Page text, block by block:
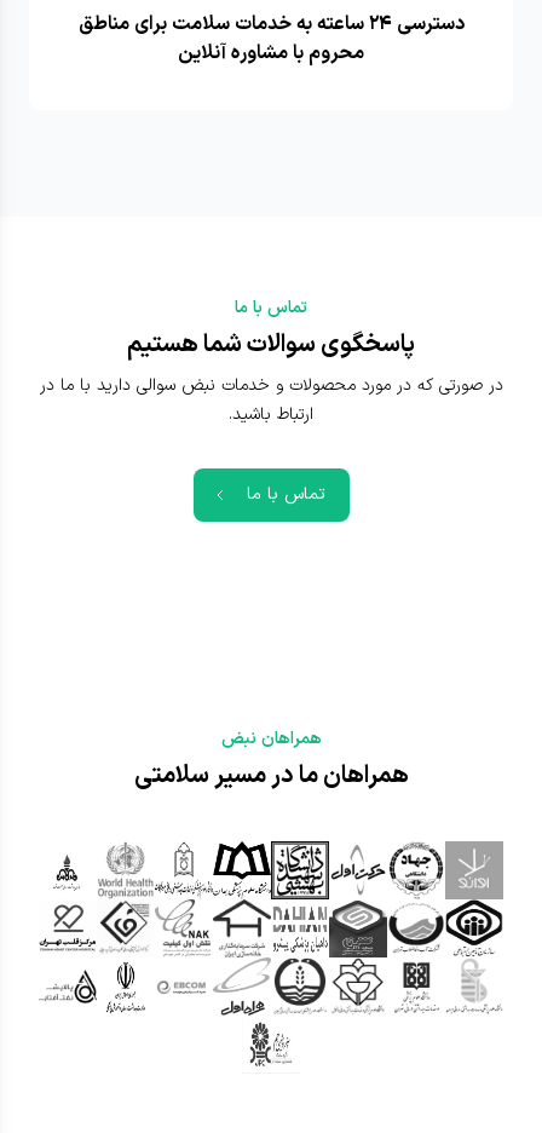
دسترسی ۲۴ ساعته به خدمات سلامت برای مناطق
محروم با مشاوره آنلاین
تماس با ما
پاسخگوی سوالات شما هستیم
در صورتی که در مورد محصولات و خدمات نبض سوالی دارید با ما در
ارتباط باشید.
تماس با ما
همراهان نبض
همراهان ما در مسیر سلامتی